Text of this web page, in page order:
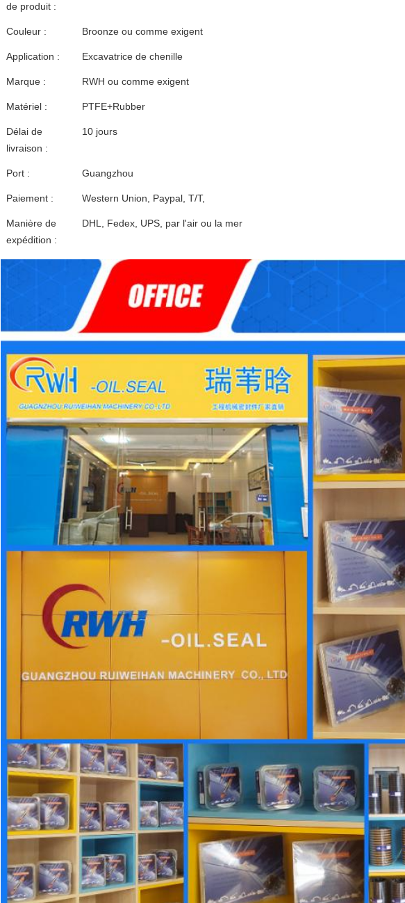
de produit :
Couleur : Broonze ou comme exigent
Application : Excavatrice de chenille
Marque : RWH ou comme exigent
Matériel : PTFE+Rubber
Délai de
livraison :
10 jours
Port : Guangzhou
Paiement : Western Union, Paypal, T/T,
Manière de
expédition :
DHL, Fedex, UPS, par l'air ou la mer